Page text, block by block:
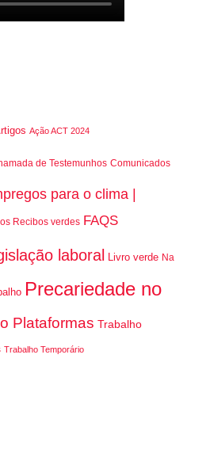
Ação ACT 2024
de Testemunhos Comunicados
para o clima |
Recibos verdes FAQS
laboral Livro verde Na
Precariedade no
Plataformas Trabalho
Trabalho Temporário